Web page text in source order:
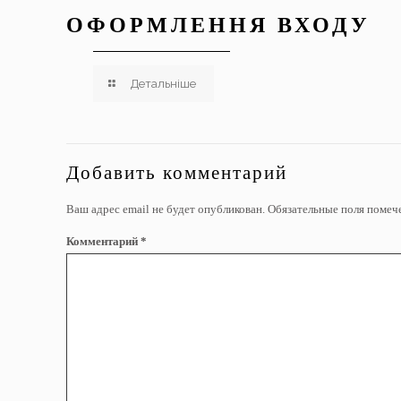
ОФОРМЛЕННЯ ВХОДУ
Детальніше
Добавить комментарий
Ваш адрес email не будет опубликован. Обязательные поля
Комментарий*